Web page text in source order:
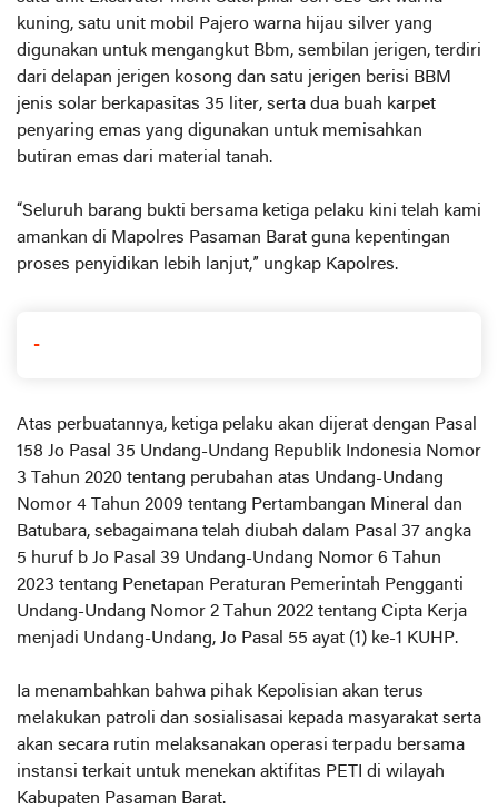
kuning, satu unit mobil Pajero warna hijau silver yang
digunakan untuk mengangkut Bbm, sembilan jerigen, terdiri
dari delapan jerigen kosong dan satu jerigen berisi BBM
jenis solar berkapasitas 35 liter, serta dua buah karpet
penyaring emas yang digunakan untuk memisahkan
butiran emas dari material tanah.
“Seluruh barang bukti bersama ketiga pelaku kini telah kami
amankan di Mapolres Pasaman Barat guna kepentingan
proses penyidikan lebih lanjut,” ungkap Kapolres.
-
Atas perbuatannya, ketiga pelaku akan dijerat dengan Pasal
158 Jo Pasal 35 Undang-Undang Republik Indonesia Nomor
3 Tahun 2020 tentang perubahan atas Undang-Undang
Nomor 4 Tahun 2009 tentang Pertambangan Mineral dan
Batubara, sebagaimana telah diubah dalam Pasal 37 angka
5 huruf b Jo Pasal 39 Undang-Undang Nomor 6 Tahun
2023 tentang Penetapan Peraturan Pemerintah Pengganti
Undang-Undang Nomor 2 Tahun 2022 tentang Cipta Kerja
menjadi Undang-Undang, Jo Pasal 55 ayat (1) ke-1 KUHP.
Ia menambahkan bahwa pihak Kepolisian akan terus
melakukan patroli dan sosialisasai kepada masyarakat serta
akan secara rutin melaksanakan operasi terpadu bersama
instansi terkait untuk menekan aktifitas PETI di wilayah
Kabupaten Pasaman Barat.